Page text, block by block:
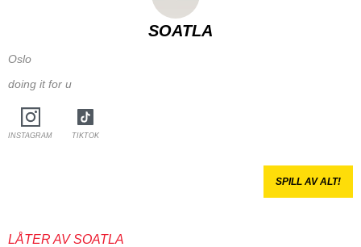
SOATLA
Oslo
doing it for u
INSTAGRAM TIKTOK
SPILL AV ALT!
LÅTER AV SOATLA